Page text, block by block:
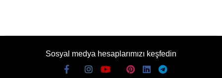
Sosyal medya hesaplarımızı keşfedin